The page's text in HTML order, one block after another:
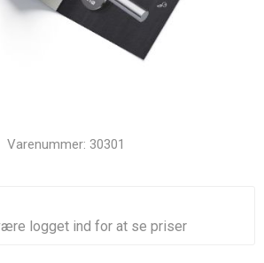
Varenummer: 30301
logget ind for at se priser